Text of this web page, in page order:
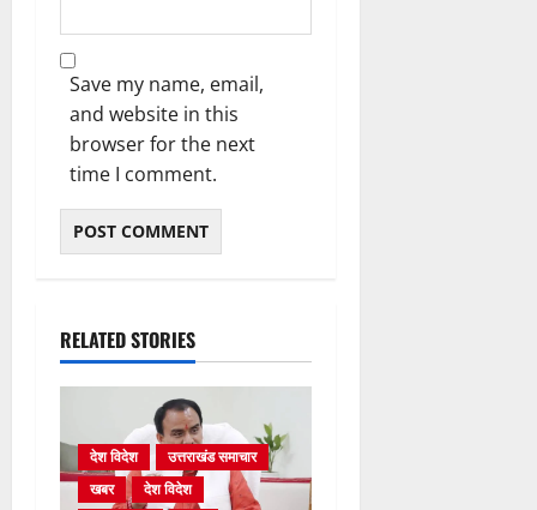
Save my name, email,
and website in this
browser for the next
time I comment.
RELATED STORIES
देश विदेश
उत्तराखंड समाचार
खबर
देश विदेश